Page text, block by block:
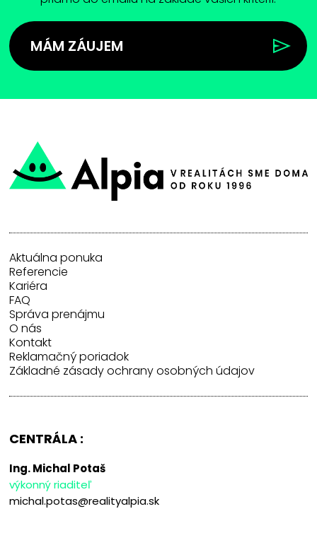
MÁM ZÁUJEM
Aktuálna ponuka
Referencie
Kariéra
FAQ
Správa prenájmu
O nás
Kontakt
Reklamačný poriadok
Základné zásady ochrany osobných údajov
CENTRÁLA :
Ing. Michal Potaš
výkonný riaditeľ
michal.potas@realityalpia.sk